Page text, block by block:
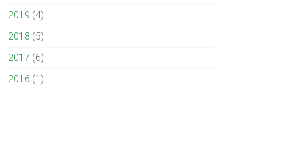
2019 (4)
2018 (5)
2017 (6)
2016 (1)